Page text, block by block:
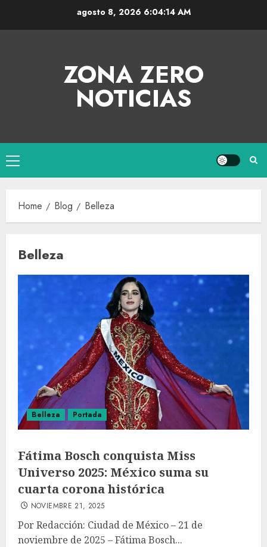
agosto 8, 2026 6:04:14 AM
ZONA ZERO
NOTICIAS
Home Blog Belleza
Belleza
Belleza Portada
Fátima Bosch conquista Miss
Universo 2025: México suma su
cuarta corona histórica
NOVIEMBRE 21, 2025
Por Redacción: Ciudad de México – 21 de
noviembre de 2025 – Fátima Bosch...